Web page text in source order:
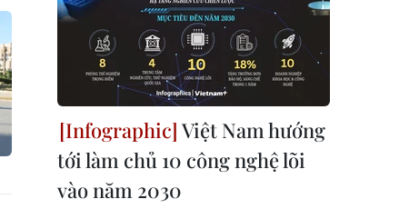
Việt Nam hướng
tới làm chủ 10 công nghệ lõi
vào năm 2030